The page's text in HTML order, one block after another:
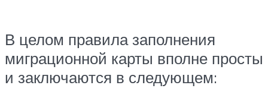
В целом правила заполнения
миграционной карты вполне просты
и заключаются в следующем: